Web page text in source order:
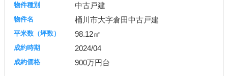
中古戸建
桶川市大字倉田中古戸建
98.12㎡
2024/04
900万円台